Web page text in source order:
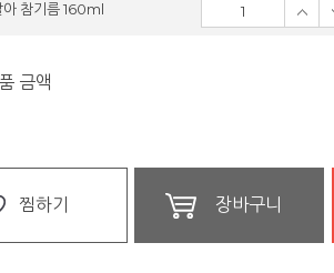
아 참기름 160ml
금액
찜하기 장바구니